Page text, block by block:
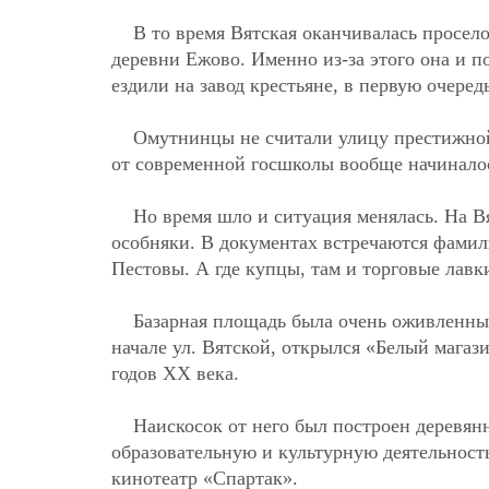
В то время Вятская оканчивалась
деревни Ежово. Именно из-за этого она и
ездили на завод крестьяне, в первую
Омутнинцы не считали улицу
от современной госшколы вообще
Но время шло и ситуация менялась. На
особняки. В документах встречаются
Пестовы. А где купцы, там и торговые
Базарная площадь была очень
начале ул. Вятской, открылся «Белый
годов ХХ века.
Наискосок от него был построен
образовательную и культурную
кинотеатр «Спартак».